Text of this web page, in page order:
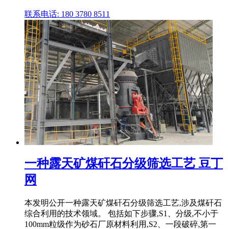
联系电话: 180 3780 8511
一种露天矿煤矸石分级筛选工艺 豆丁
网
本发明公开一种露天矿煤矸石分级筛选工艺,涉及煤矸石
综合利用的技术领域。 包括如下步骤,S1、分级,不小于
100mm粒级作为砂石厂原材料利用,S2、一段破碎,第一